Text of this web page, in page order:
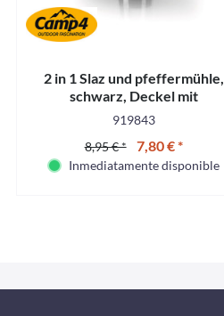
2 in 1 Slaz und pfeffermühle,
schwarz, Deckel mit
Schraubverschluß
919843
8,95 € *
7,80 € *
Inmediatamente disponible